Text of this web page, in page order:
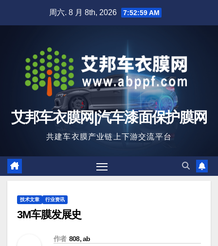
周六. 8 月 8th, 2026 7:53:01 AM
艾邦车衣膜网|汽车漆面保护膜网
共建车衣膜产业链上下游交流平台
技术文章 行业资讯
3M车膜发展史
作者 808, ab